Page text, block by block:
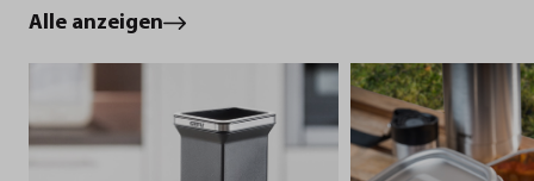
Alle anzeigen